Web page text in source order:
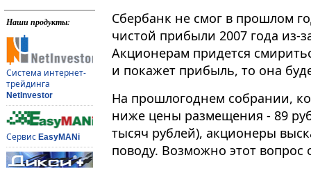
Наши продукты:
Система интернет-
трейдинга
NetInvestor
Сервис EasyMANi
Сбербанк не смог в прошлом
чистой прибыли 2007 года из-
Акционерам придется
и покажет прибыль, то она
На прошлогоднем собрании,
ниже цены размещения - 89
тысяч рублей), акционеры
поводу. Возможно этот